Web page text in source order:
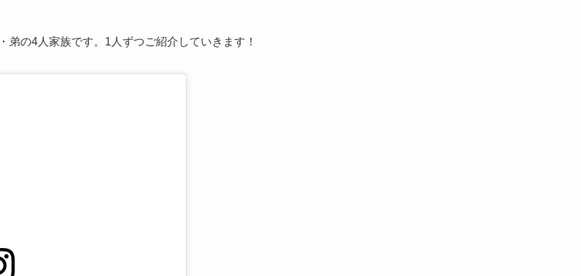
弟の4人家族です。1人ずつご紹介していきます！